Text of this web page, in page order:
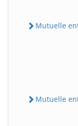
Mutuelle
Mutuelle